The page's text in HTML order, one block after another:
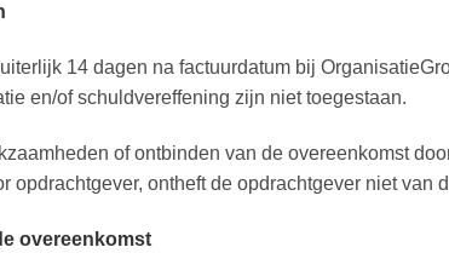
14 dagen na factuurdatum bij
en/of schuldvereffening zijn niet toegestaan.
of ontbinden van de overeenkomst
opdrachtgever, ontheft de opdrachtgever niet van
overeenkomst